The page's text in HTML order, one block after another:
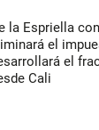
la Espriella
el
el
Cali